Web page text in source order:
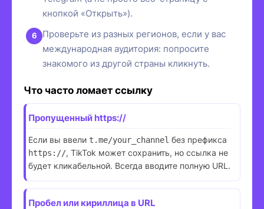
кнопкой «Открыть»).
Проверьте из разных регионов, если у вас
международная аудитория: попросите
знакомого из другой страны кликнуть.
Что часто ломает ссылку
Пропущенный https://
Если вы ввели t.me/your_channel без префикса
https://, TikTok может сохранить, но ссылка не
будет кликабельной. Всегда вводите полную URL.
Пробел или кириллица в URL